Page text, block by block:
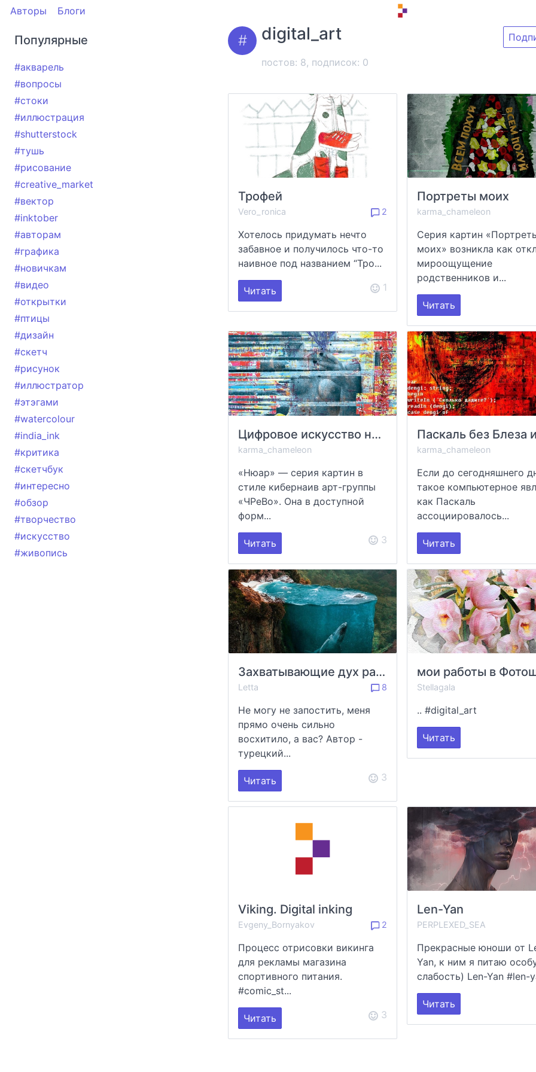
Авторы Блоги
Популярные
#акварель
#вопросы
#стоки
#иллюстрация
#shutterstock
#тушь
#рисование
#creative_market
#вектор
#inktober
#авторам
#графика
#новичкам
#видео
#открытки
#птицы
#дизайн
#скетч
#рисунок
#иллюстратор
#этэгами
#watercolour
#india_ink
#критика
#скетчбук
#интересно
#обзор
#творчество
#искусство
#живопись
digital_art
постов: 8, подписок: 0
Трофей
Vero_ronica 2
Хотелось придумать нечто
забавное и получилось что-то
наивное под названием “Тро...
Читать 1
Портреты моих
karma_chameleon
Серия картин
моих» возникла как
мироощущение
родственников и...
Читать
Цифровое искусство нюара
karma_chameleon
«Нюар» — серия картин в
стиле кибернаив арт-группы
«ЧРеВо». Она в доступной
форм...
Читать 3
karma_chameleon
Если до сегодняшнего
такое компьютерное
как Паскаль
ассоциировалось...
Читать
Захватывающие дух работы от Hüseyin Sahin
Letta 8
Не могу не запостить, меня
прямо очень сильно
восхитило, а вас? Автор -
турецкий...
Читать 3
мои работы в
Stellagala
.. #digital_art
Читать
Viking. Digital inking
Evgeny_Bornyakov 2
Процесс отрисовки викинга
для рекламы магазина
спортивного питания.
#comic_st...
Читать 3
Len-Yan
PERPLEXED_SEA
Прекрасные юноши от
Yan, к ним я питаю
слабость) Len-Yan #len-
Читать